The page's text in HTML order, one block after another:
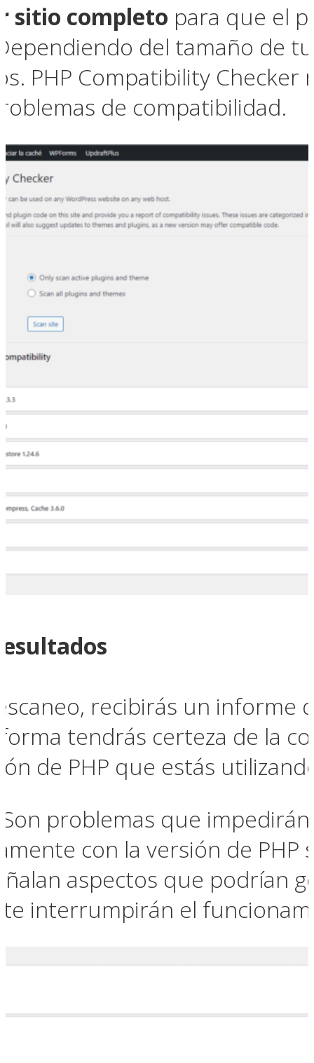
sitio completo para que el
del tamaño de
PHP Compatibility Checker
de compatibilidad.
recibirás un informe
tendrás certeza de la
de PHP que estás
problemas que
con la versión de PHP
aspectos que podrían
interrumpirán el